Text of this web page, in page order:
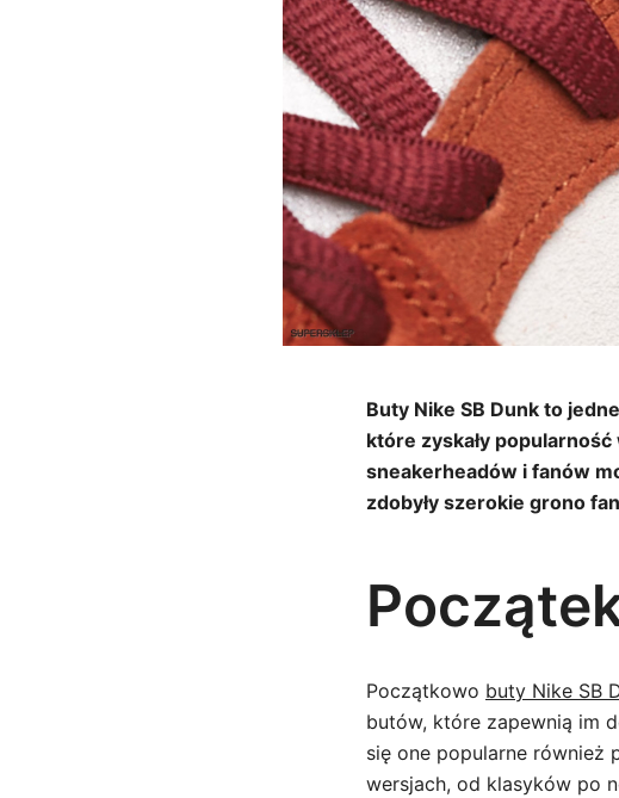
Buty Nike SB Dunk to
które zyskały
sneakerheadów i fanów
zdobyły szerokie grono
Początkowo buty Nike SB
butów, które zapewnią im
się one popularne również
wersjach, od klasyków po